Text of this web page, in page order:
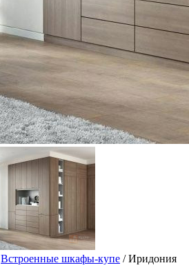
Встроенные шкафы-купе / Иридония